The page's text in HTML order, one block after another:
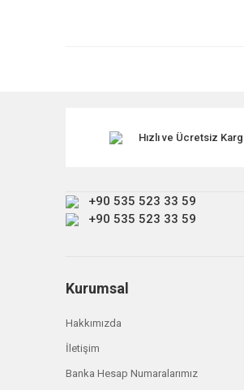
Bu ürüne benzer farklı
Hızlı ve Ücretsiz
+90 535 523 33 59
+90 535 523 33 59
Kurumsal
Hakkımızda
İletişim
Banka Hesap Numaralarımız